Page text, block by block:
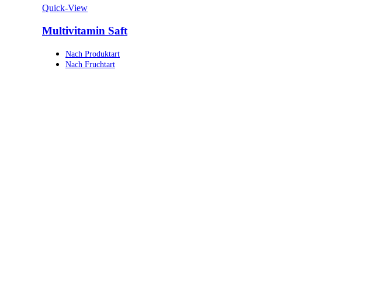
Quick-View
Multivitamin Saft
Nach Produktart
Nach Fruchtart